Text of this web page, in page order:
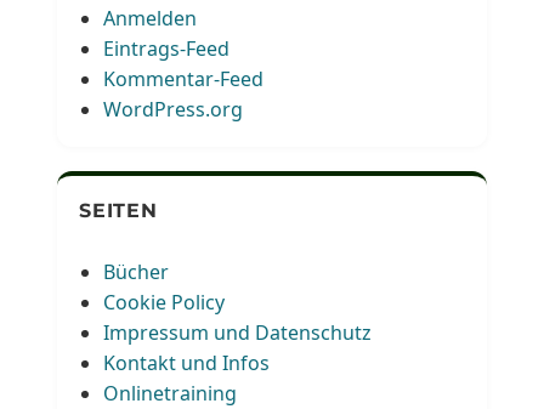
Anmelden
Eintrags-Feed
Kommentar-Feed
WordPress.org
SEITEN
Bücher
Cookie Policy
Impressum und Datenschutz
Kontakt und Infos
Onlinetraining